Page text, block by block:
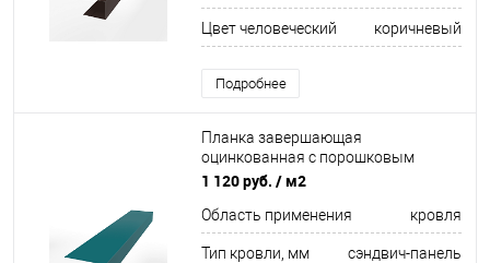
Цвет человеческий коричневый
Подробнее
Планка завершающая
оцинкованная с порошковым
покрытием 0,45мм ширина менее
1 120 руб. / м2
Область применения кровля
Тип кровли, мм сэндвич-панель